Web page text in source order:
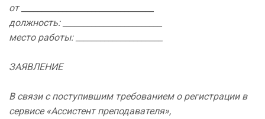
от ________________________________
должность: ________________________
место работы: _____________________
ЗАЯВЛЕНИЕ
В связи с поступившим требованием о регистрации в
сервисе «Ассистент преподавателя»,